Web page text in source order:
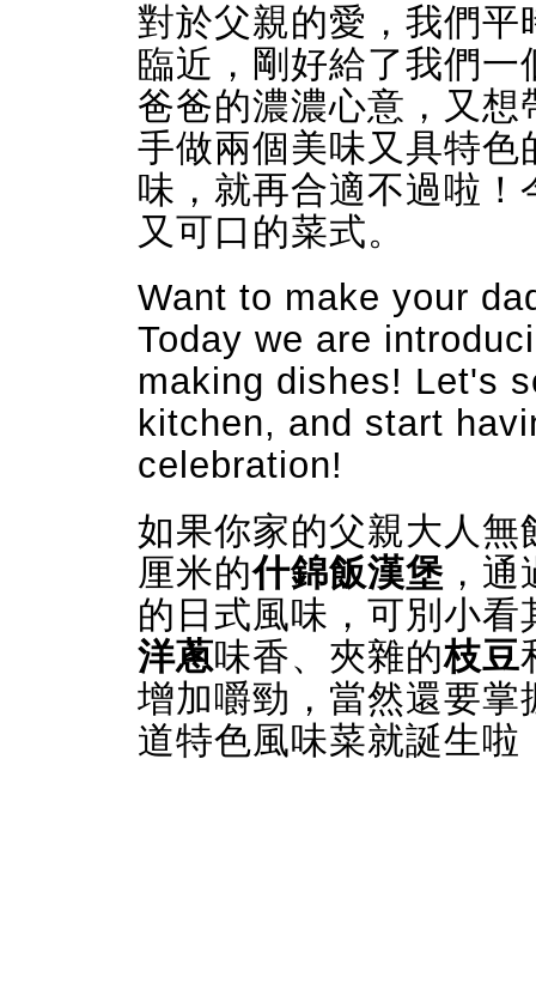
對於父親的愛，我們
臨近，剛好給了我們
爸爸的濃濃心意，又
手做兩個美味又具特
味，就再合適不過啦
又可口的菜式。
Want to make your
Today we are
making dishes! Let's
kitchen, and start
celebration!
如果你家的父親大人
厘米的什錦飯漢堡 ，通
的日式風味，可別小
洋蔥味香、夾雜的枝豆
增加嚼勁，當然還要
道特色風味菜就誕生啦